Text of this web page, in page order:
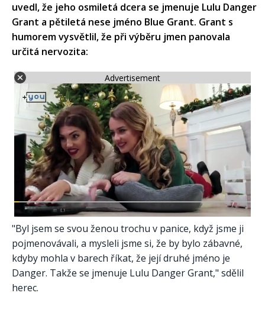
uvedl, že jeho osmiletá dcera se jmenuje Lulu Danger
Grant a pětiletá nese jméno Blue Grant. Grant s
humorem vysvětlil, že při výběru jmen panovala
určitá nervozita:
Advertisement
"Byl jsem se svou ženou trochu v panice, když jsme ji
pojmenovávali, a mysleli jsme si, že by bylo zábavné,
kdyby mohla v barech říkat, že její druhé jméno je
Danger. Takže se jmenuje Lulu Danger Grant," sdělil
herec.